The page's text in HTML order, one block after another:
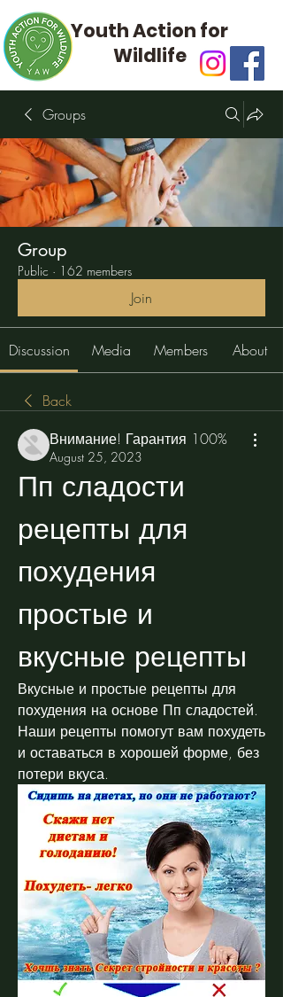
Youth Action for
Wildlife
Groups
Group
Public · 162 members
Join
Discussion Media Members About
Back
Внимание! Гарантия 100%
August 25, 2023
Пп сладости
рецепты для
похудения
простые и
вкусные рецепты
Вкусные и простые рецепты для
похудения на основе Пп сладостей.
Наши рецепты помогут вам похудеть
и оставаться в хорошей форме, без
потери вкуса.